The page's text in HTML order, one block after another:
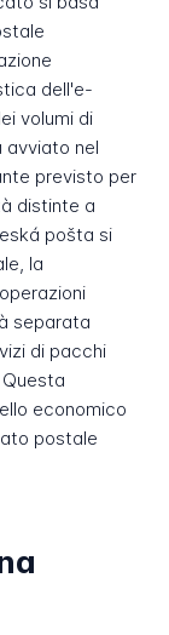
dell'e-
volumi di
avviato nel
previsto per
distinte a
pošta si
la
separata
di pacchi
economico
postale